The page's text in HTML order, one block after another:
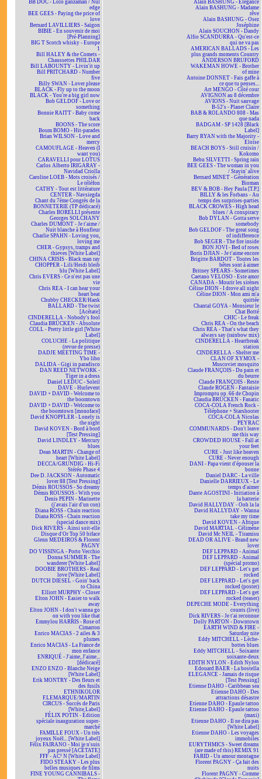
BB DOC - Lolo ganzaman / Nul
edge
BEE GEES - Paying the price of
love
Bernard LAVILLIERS - Saïgon
BIBIE - En souvenir de moi
[Pré-Planning]
BIG T Scotch whisky - Europe
1
Bill HALEY & the Comets -
Chaussettes PHILDAR
Bill LABOUNTY - Livin'it up
Bill PRITCHARD - Number
five
Billy SWAN - Lover please
BLACK - Fly up to the moon
BLACK - You're a big girl now
Bob GELDOF - Love or
something
Bonnie RAITT - Baby come
back
BOONS - The score
Boum BOMO - Hit-parades
Brian WILSON - Love and
mercy
CAMOUFLAGE - Heaven (I
want you)
CARAVELLI pour LOTUS
Carlos Alberto IRIGARAY -
Navidad Criolla
Caroline LOEB - Mots croisés /
Le téléfon
CATHY - Tout est littérature
CENTER - Navsiegda
Chant du 7ème Congrès de la
BONNETERIE (TP dédicacé)
Charles BORELLI présente
Georges SOLCHANY
Charles DUMONT - Je t'aime /
Nuit blanche à Honfleur
Charlie SPAHN - Loving you,
loving me
CHER - Gypsys, tramps and
thieves [White Label]
CHINA CRISIS - Black man ray
CHOPPER - Lili/Heidi bleib
blu [White Label]
Chris EVERS - Ce n'est pas une
vie
Chris REA - I can hear your
heart beat
Chubby CHECKER/Hank
BALLARD - The twist
[Acétate]
CINDERELLA - Nobody's fool
Claudia BRÜCKEN - Absolute
COLL - Pretty little girl [White
Label]
COLUCHE - La politique
(revue de presse)
DADJE MEETING TIME -
Ybo libo
DALIDA - Gigi in paradisco
DAN REED NETWORK -
Tiger in a dress
Daniel LEDUC - Soleil
DAVE - Hurlevent
DAVID + DAVID - Welcome to
the boomtown
DAVID + DAVID - Welcome to
the boomtown [monoface]
David KNOPFLER - Lonely is
the night
David KOVEN - Bord à bord
[Test Pressing]
David LINDLEY - Mercury
blues
Dean MARTIN - Change of
heart [White Label]
DECCA/GRUNDIG - Hi-Fi
Stéréo Phase 4
Dee D. JACKSON - Automatic
lover 88 [Test Pressing]
Démis ROUSSOS - So dreamy
Démis ROUSSOS - With you
Denis PEPIN - Marinette
(j'avais l'air d'un con)
Diana ROSS - Chain reaction
Diana ROSS - Chain reaction
(special dance mix)
Dick RIVERS - Ainsi soit-elle
Disque d'Or Top 50 biface
Glenn MEDEIROS & Florent
PAGNY
DO VISSINGA - Porto Vecchio
Donna SUMMER - The
wanderer [White Label]
DOOBIE BROTHERS - Real
love [White Label]
DUTCH DIESEL - Goin' back
to China
Elliott MURPHY - Closer
Elton JOHN - Easier to walk
away
Elton JOHN - I don't wanna go
on with you like that
Emmylou HARRIS - Rose of
Cimarron
Enrico MACIAS - 2 ailes & 3
plumes
Enrico MACIAS - La France de
mon enfance
ENRIQUÉ - J'aime, J'aime...
[dédicacé]
ENZO ENZO - Blanche Neige
[White Label]
Erik MONTRY - Des fleurs et
des fusils
ETHNIKOLOR
F.LEMARQUE/MARTIN
CIRCUS - Succès de Paris
[White Label]
FÉLIX POTIN - Édition
spéciale inauguration super-
marché
FAMILLE FOUX - Un très
joyeux Noël... [White Label]
Félix FAIRANO - Moi je n'suis
pas pressé [ACÉTATE]
FFF - AC² N [White Label]
FIDO STEAKY - Les plus
belles musiques de films
FINE YOUNG CANNIBALS -
Alain BASHUNG - Élégance
Alain BASHUNG - Madame
rêve
Alain BASHUNG - Osez
Joséphine
Alain SOUCHON - Dandy
Alfio SCANDURRA - Qu'est-ce
qui ne va pas
AMERICAN BALLADS - Les
plus grands moments Country
ANDERSON BRUFORD
WAKEMAN HOWE - Brother
of mine
Antoine DONNET - Fais gaffe à
ce que tu penses...
Art MENGO - Côté cour
AVIGNON au 8 décembre
AVIONS - Nuit sauvage
B-52's - Planet Claire
BAB & ROLANDO 808 - Mas
que nada
BADGAM - SP 1428 [Black
Label]
Barry RYAN with the Majority -
Eloïse
BEACH BOYS - Still cruisin /
Kokomo
Bebu SILVETTI - Spring rain
BEE GEES - The woman in you
/ Stayin' alive
Bernard MINET - Génération
Bioman
BEV & BOB - Hey Paula [T.P.]
BILLY & les Forbans - Au
temps des surprises-parties
BLACK CROWES - High head
blues / A conspiracy
Bob DYLAN - Gotta serve
somebody
Bob GELDOF - The great song
of indifference
Bob SEGER - The fire inside
BON JOVI - Bed of roses
Boris DJIAN - Je t'aime encore
Brigitte BARDOT - Toutes les
bêtes sont à aimer
Britney SPEARS - Sometimes
Caetano VELOSO - Este amor
CANADA - Mourir les sirènes
Céline DION - I drove all night
Céline DION - Mon ami m'a
quittée
Chantal GOYA - Monsieur le
Chat Botté
CHIC - Le freak
Chris REA - On the beach
Chris REA - That's what they
always say (rainbow mix)
CINDERELLA - Heartbreak
station
CINDERELLA - Shelter me
CLAN OF XYMOX -
Muscoviet mosquito
Claude FRANÇOIS - Du pain et
du beurre
Claude FRANÇOIS - Reste
Claude ROGEN - Fantaisie
Impromptu op. 66 de Chopin
Claudia BRÜCKEN - Fanatic
COCA-COLA French Rock -
Téléphone + Starshooter
COCA-COLA Nicolas
PEYRAC
COMMUNARDS - Don't leave
me this way
CROWDED HOUSE - Fall at
your feet
CURE - Just like heaven
CURE - Never enough
DANI - Papa vient d'épouser la
bonne
Daniel DARC - La ville
Danielle DARRIEUX - Le
temps d'aimer
Dante AGOSTINI - Initiation à
la batterie
David HALLYDAY - Ooh la la
David HALLYDAY - Wanna
take my time
David KOVEN - Afrique
David MARTIAL - Célimène
David Mc NEIL - Tiramisu
DEAD OR ALIVE - Brand new
lover
DEF LEPPARD - Animal
DEF LEPPARD - Animal
(spécial promo)
DEF LEPPARD - Let's get
rocked
DEF LEPPARD - Let's get
rocked (poster)
DEF LEPPARD - Let's get
rocked (teaser)
DEPECHE MODE - Everything
counts (live)
Dick RIVERS - Je t'ai reconnue
Dolly PARTON - Downtown
EARTH WIND & FIRE -
Saturday nite
Eddy MITCHELL - Lèche-
bottes blues
Eddy MITCHELL - Soixante
soixante-deux
EDITH NYLON - Edith Nylon
Edouard BAER - La bostella
ELEGANCE - Jamais de risque
[Test Pressing]
Etienne DAHO - Caribbean sea
Etienne DAHO - Des
attractions désastre
Etienne DAHO - Epaule tattoo
Etienne DAHO - Epaule tattoo
(maxi)
Etienne DAHO - Il ne dira pas
[White Label]
Etienne DAHO - Les voyages
immobiles
EURYTHMICS - Sweet dreams
(are made of this) REMIX 91
FARID - Un amour montagne
Florent PAGNY - Ça fait des
nuits
Florent PAGNY - Comme